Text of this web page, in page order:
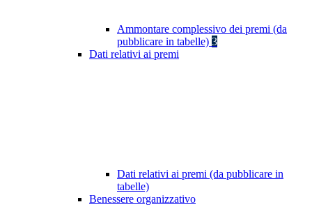
Ammontare complessivo dei premi (da
pubblicare in tabelle) 3
Dati relativi ai premi
Dati relativi ai premi (da pubblicare in
tabelle)
Benessere organizzativo